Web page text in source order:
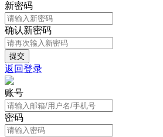
新密码
确认新密码
返回登录
账号
密码